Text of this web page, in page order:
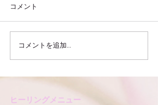
真夏の預言in岐阜開催！
８/７(土)大垣市
コメント
コメントを追加…
ヒーリングメニュー